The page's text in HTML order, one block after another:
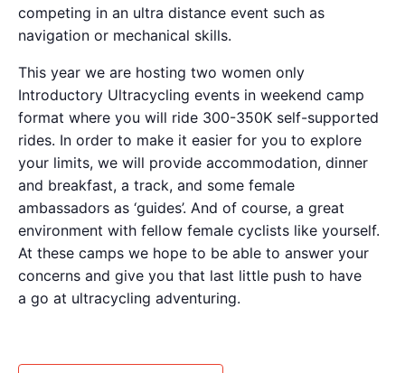
competing in an ultra distance event such as
navigation or mechanical skills.
This year we are hosting two women only
Introductory Ultracycling events in weekend camp
format where you will ride 300-350K self-supported
rides. In order to make it easier for you to explore
your limits, we will provide accommodation, dinner
and breakfast, a track, and some female
ambassadors as ‘guides’. And of course, a great
environment with fellow female cyclists like yourself.
At these camps we hope to be able to answer your
concerns and give you that last little push to have
a go at ultracycling adventuring.